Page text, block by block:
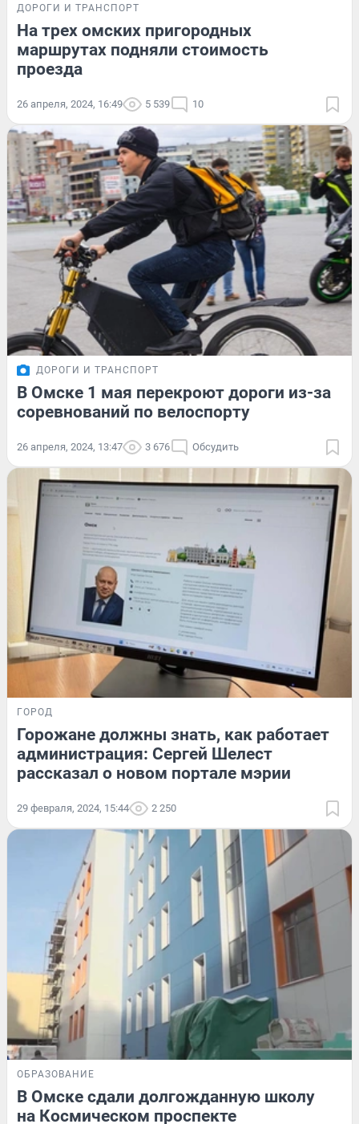
ДОРОГИ И ТРАНСПОРТ
На трех омских пригородных
маршрутах подняли стоимость
проезда
26 апреля, 2024, 16:49 5 539 10
ДОРОГИ И ТРАНСПОРТ
В Омске 1 мая перекроют дороги из-за
соревнований по велоспорту
26 апреля, 2024, 13:47 3 676 Обсудить
ГОРОД
Горожане должны знать, как работает
администрация: Сергей Шелест
рассказал о новом портале мэрии
29 февраля, 2024, 15:44 2 250
ОБРАЗОВАНИЕ
В Омске сдали долгожданную школу
на Космическом проспекте